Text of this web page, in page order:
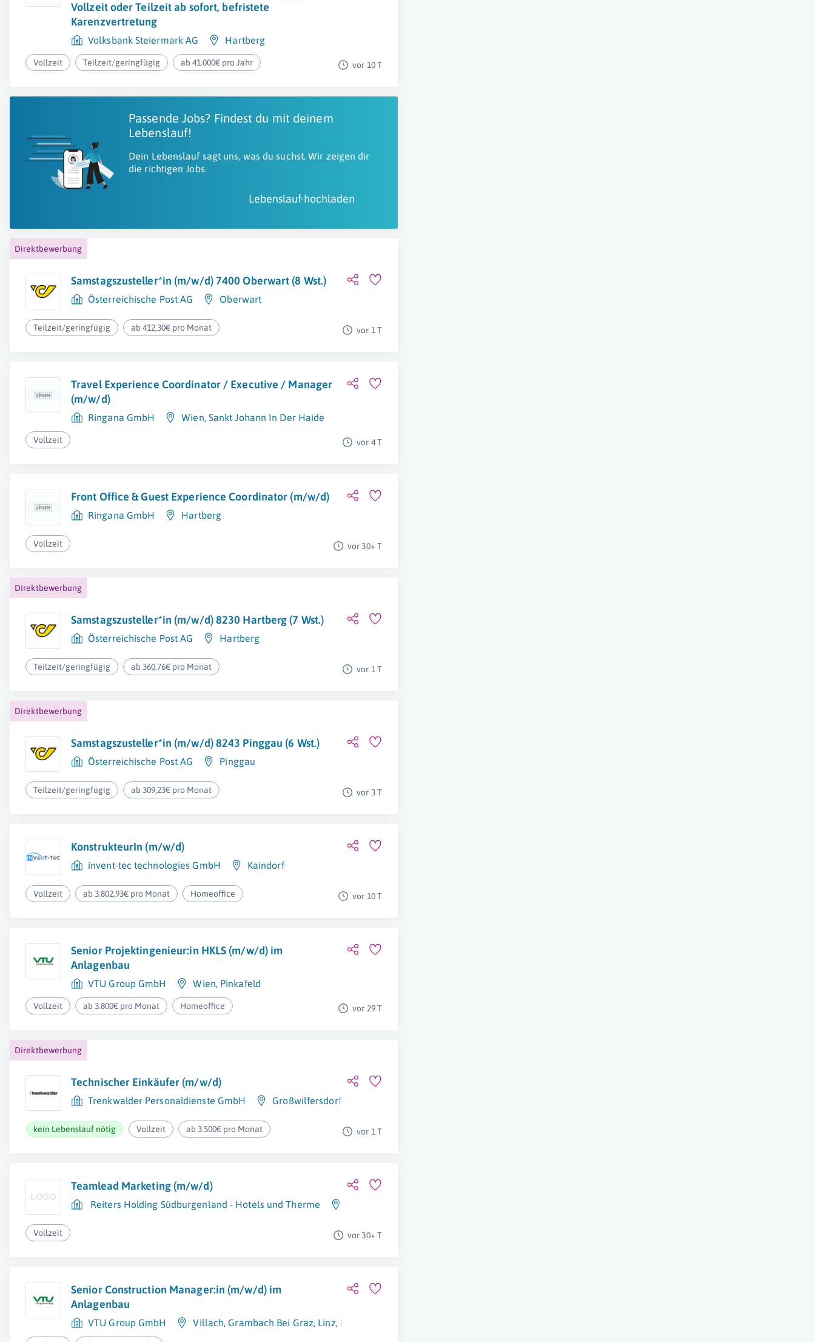
Vollzeit oder Teilzeit ab sofort, befristete
Karenzvertretung
Volksbank Steiermark AG Hartberg
Vollzeit Teilzeit/geringfügig ab 41.000€ pro Jahr vor 10 T
Passende Jobs? Findest du mit deinem
Lebenslauf!
Dein Lebenslauf sagt uns, was du suchst. Wir zeigen dir
die richtigen Jobs.
Lebenslauf hochladen
Direktbewerbung
Samstagszusteller*in (m/w/d) 7400 Oberwart (8 Wst.)
Österreichische Post AG Oberwart
Teilzeit/geringfügig ab 412,30€ pro Monat vor 1 T
Travel Experience Coordinator / Executive / Manager
(m/w/d)
Ringana GmbH Wien, Sankt Johann In Der Haide
Vollzeit vor 4 T
Front Office & Guest Experience Coordinator (m/w/d)
Ringana GmbH Hartberg
Vollzeit vor 30+ T
Direktbewerbung
Samstagszusteller*in (m/w/d) 8230 Hartberg (7 Wst.)
Österreichische Post AG Hartberg
Teilzeit/geringfügig ab 360,76€ pro Monat vor 1 T
Direktbewerbung
Samstagszusteller*in (m/w/d) 8243 Pinggau (6 Wst.)
Österreichische Post AG Pinggau
Teilzeit/geringfügig ab 309,23€ pro Monat vor 3 T
KonstrukteurIn (m/w/d)
invent-tec technologies GmbH Kaindorf
Vollzeit ab 3.802,93€ pro Monat Homeoffice vor 10 T
Senior Projektingenieur:in HKLS (m/w/d) im
Anlagenbau
VTU Group GmbH Wien, Pinkafeld
Vollzeit ab 3.800€ pro Monat Homeoffice vor 29 T
Direktbewerbung
Technischer Einkäufer (m/w/d)
Trenkwalder Personaldienste GmbH Großwilfersdorf
kein Lebenslauf nötig Vollzeit ab 3.500€ pro Monat vor 1 T
Teamlead Marketing (m/w/d)
Reiters Holding Südburgenland - Hotels und Therme
Vollzeit vor 30+ T
Senior Construction Manager:in (m/w/d) im
Anlagenbau
VTU Group GmbH Villach, Grambach Bei Graz, Linz, Kundl